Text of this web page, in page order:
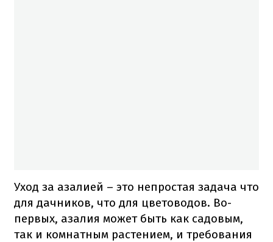
Уход за азалией – это непростая задача что
для дачников, что для цветоводов. Во-
первых, азалия может быть как садовым,
так и комнатным растением, и требования